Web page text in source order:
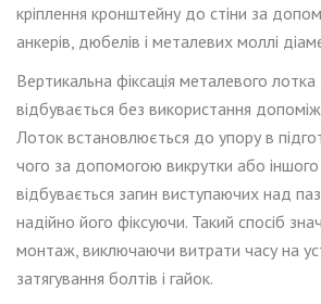
кріплення кронштейну до стіни за
анкерів, дюбелів і металевих моллі
Вертикальна фіксація металевого лотка
відбувається без використання
Лоток встановлюється до упору в
чого за допомогою викрутки або
відбувається загин виступаючих над
надійно його фіксуючи. Такий спосіб
монтаж, виключаючи витрати часу на
затягування болтів і гайок.